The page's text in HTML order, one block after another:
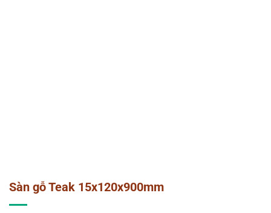
Sàn gỗ Teak 15x120x900mm